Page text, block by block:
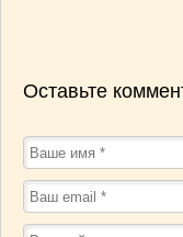
Оставьте